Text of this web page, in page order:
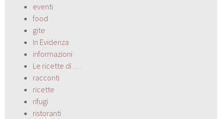
eventi
food
gite
In Evidenza
informazioni
Le ricette di …
racconti
ricette
rifugi
ristoranti